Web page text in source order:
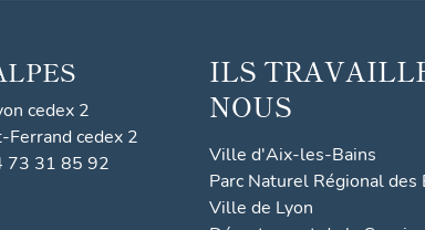
cedex 2
cedex 2
73 31 85 92
ILS
NOUS
Ville d'Aix-les-Bains
Parc Naturel Régional des
Ville de Lyon